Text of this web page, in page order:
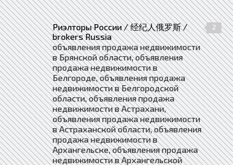
Риэлторы России / 经纪人俄罗斯 /
brokers Russia
2
объявления продажа недвижимости
в Брянской области, объявления
продажа недвижимости в
Белгороде, объявления продажа
недвижимости в Белгородской
области, объявления продажа
недвижимости в Астрахани,
объявления продажа недвижимости
в Астраханской области, объявления
продажа недвижимости в
Архангельске, объявления продажа
недвижимости в Архангельской